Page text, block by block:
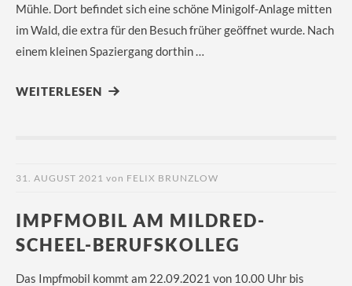
Mühle. Dort befindet sich eine schöne Minigolf-Anlage mitten
im Wald, die extra für den Besuch früher geöffnet wurde. Nach
einem kleinen Spaziergang dorthin …
WEITERLESEN
31. AUGUST 2021 von FELIX BRUNZLOW
IMPFMOBIL AM MILDRED-
SCHEEL-BERUFSKOLLEG
Das Impfmobil kommt am 22.09.2021 von 10.00 Uhr bis